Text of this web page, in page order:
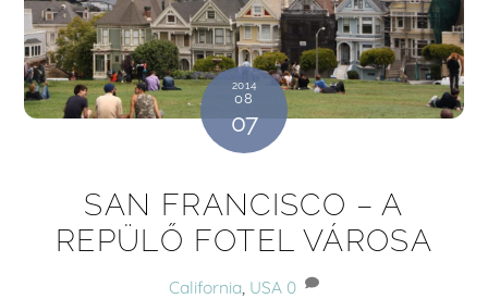
2014
08
07
SAN FRANCISCO – A
REPÜLŐ FOTEL VÁROSA
California USA 0